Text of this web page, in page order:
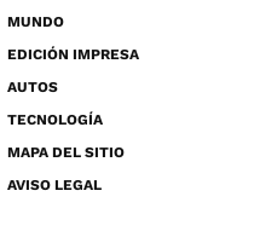
MUNDO
EDICIÓN IMPRESA
AUTOS
TECNOLOGÍA
MAPA DEL SITIO
AVISO LEGAL